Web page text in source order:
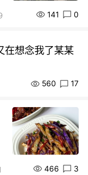
141 0
在想念我了某某
560 17
466 3